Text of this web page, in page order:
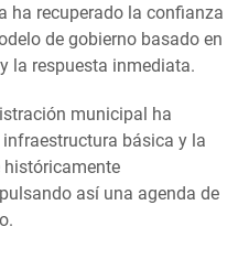
ha recuperado la confianza
de gobierno basado en
la respuesta inmediata.
municipal ha
básica y la
así una agenda de